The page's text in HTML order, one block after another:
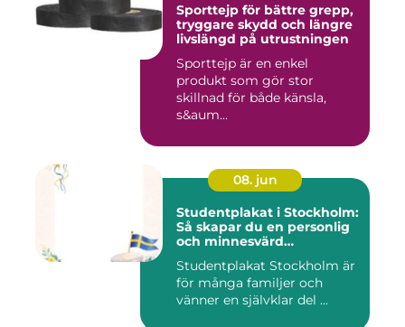
Sporttejp för bättre grepp,
tryggare skydd och längre
livslängd på utrustningen
Sporttejp är en enkel
produkt som gör stor
skillnad för både känsla,
s&aum...
08. jun
Studentplakat i Stockholm:
Så skapar du en personlig
och minnesvärd
Studentplakat Stockholm är
för många familjer och
vänner en självklar del ...